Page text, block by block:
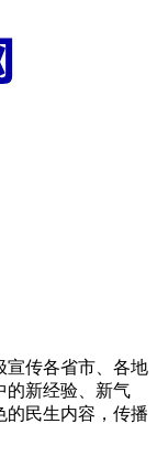
宣传各省市、各地
的新经验、新气
的民生内容，传播